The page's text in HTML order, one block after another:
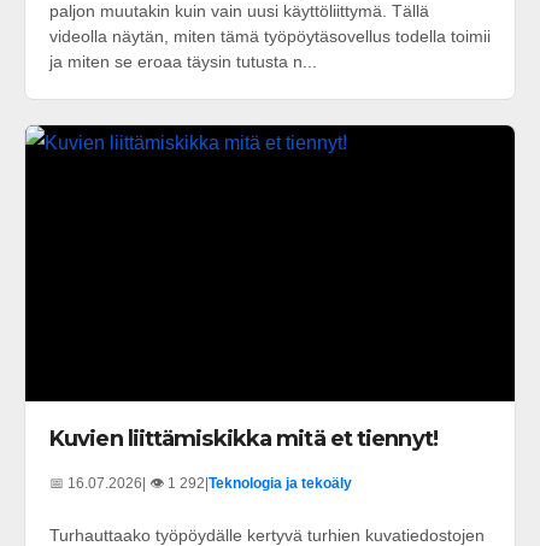
paljon muutakin kuin vain uusi käyttöliittymä. Tällä
videolla näytän, miten tämä työpöytäsovellus todella toimii
ja miten se eroaa täysin tutusta n...
Kuvien liittämiskikka mitä et tiennyt!
📅 16.07.2026| 👁️ 1 292|Teknologia ja tekoäly
Turhauttaako työpöydälle kertyvä turhien kuvatiedostojen